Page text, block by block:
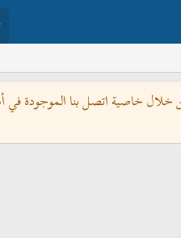
خاصية اتصل بنا الموجودة في